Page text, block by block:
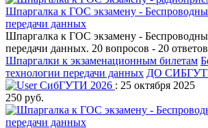
Шпаргалка к ГОС экзамену -
передачи данных
Шпаргалка к ГОС экзамену -
передачи данных. 20 вопросов - 20
Шпаргалки к экзаменационным билетам
технологии передачи данных ДО
СибГУТИ 2026 : 25 октября 2025
250 руб.